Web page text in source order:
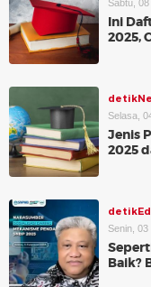
Sabtu,
Ini
2025,
Selasa,
Jenis
2025
Senin,
Baik?